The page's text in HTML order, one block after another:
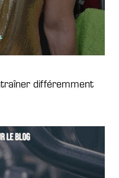
différemment